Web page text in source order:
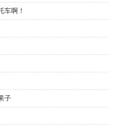
车啊！
子